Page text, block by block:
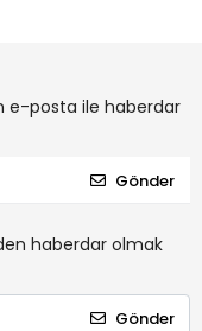
e-posta ile haberdar
Gönder
haberdar olmak
Gönder